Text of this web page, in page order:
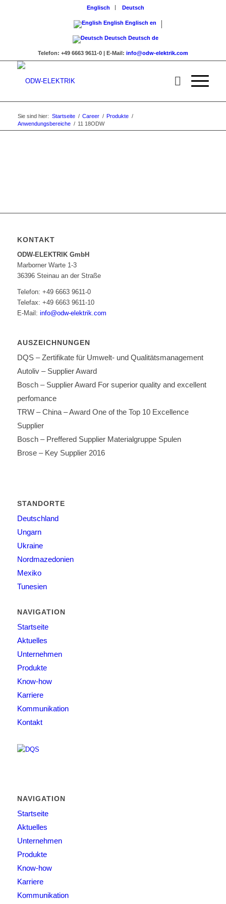
Englisch Deutsch
English Englisch en
Deutsch Deutsch de
Telefon: +49 6663 9611-0 | E-Mail: info@odw-elektrik.com
Sie sind hier: Startseite / Career / Produkte /
Anwendungsbereiche / 11 18ODW
KONTAKT
ODW-ELEKTRIK GmbH
Marborner Warte 1-3
36396 Steinau an der Straße
Telefon: +49 6663 9611-0
Telefax: +49 6663 9611-10
E-Mail: info@odw-elektrik.com
AUSZEICHNUNGEN
DQS – Zertifikate für Umwelt- und Qualitätsmanagement
Autoliv – Supplier Award
Bosch – Supplier Award For superior quality and excellent
perfomance
TRW – China – Award One of the Top 10 Excellence
Supplier
Bosch – Preffered Supplier Materialgruppe Spulen
Brose – Key Supplier 2016
STANDORTE
Deutschland
Ungarn
Ukraine
Nordmazedonien
Mexiko
Tunesien
NAVIGATION
Startseite
Aktuelles
Unternehmen
Produkte
Know-how
Karriere
Kommunikation
Kontakt
NAVIGATION
Startseite
Aktuelles
Unternehmen
Produkte
Know-how
Karriere
Kommunikation